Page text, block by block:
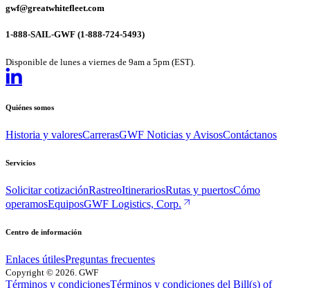
gwf@greatwhitefleet.com
1-888-SAIL-GWF (1-888-724-5493)
Disponible de lunes a viernes de 9am a 5pm (EST).
Quiénes somos
Historia y valoresCarrerasGWF Noticias y AvisosContáctanos
Servicios
Solicitar cotizaciónRastreoItinerariosRutas y puertosCómo
operamosEquiposGWF Logistics, Corp.
Centro de información
Enlaces útilesPreguntas frecuentes
Copyright © 2026 . GWF
Términos y condicionesTérminos y condiciones del Bill(s) of